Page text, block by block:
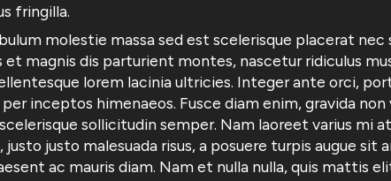
fringilla.
molestie massa sed est scelerisque placerat
magnis dis parturient montes, nascetur ridiculus
lorem lacinia ultricies. Integer ante orci,
inceptos himenaeos. Fusce diam enim, gravida
sollicitudin semper. Nam laoreet varius mi
justo malesuada risus, a posuere turpis augue
ac mauris diam. Nam et nulla nulla, quis mattis